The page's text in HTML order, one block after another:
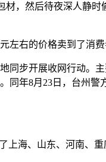
，然后待夜深人静
左右的价格卖到了消费
同步开展收网行动。
年8月23日，台州
海、山东、河南、